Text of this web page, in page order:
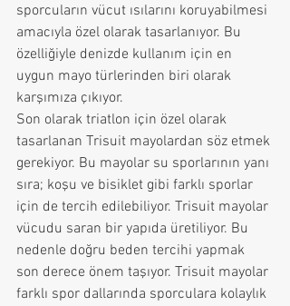
sporcuların vücut ısılarını koruyabilmesi
amacıyla özel olarak tasarlanıyor. Bu
özelliğiyle denizde kullanım için en
uygun mayo türlerinden biri olarak
karşımıza çıkıyor.
Son olarak triatlon için özel olarak
tasarlanan Trisuit mayolardan söz etmek
gerekiyor. Bu mayolar su sporlarının yanı
sıra; koşu ve bisiklet gibi farklı sporlar
için de tercih edilebiliyor. Trisuit mayolar
vücudu saran bir yapıda üretiliyor. Bu
nedenle doğru beden tercihi yapmak
son derece önem taşıyor. Trisuit mayolar
farklı spor dallarında sporculara kolaylık